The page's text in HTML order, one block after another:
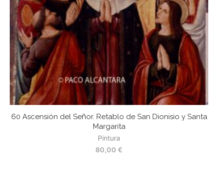
60 Ascensión del Señor. Retablo de San Dionisio y Santa
Margarita
Pintura
80,00 €